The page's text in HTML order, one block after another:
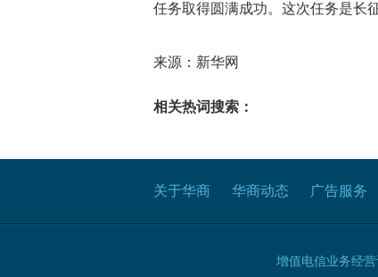
任务取得圆满成功。这次任务是长
来源：新华网
相关热词搜索：
关于华商 华商动态 广告服务
增值电信业务经